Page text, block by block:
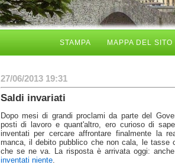
STAMPA MAPPA DEL SITO
27/06/2013 19:31
Saldi invariati
Dopo mesi di grandi proclami da parte del
posti di lavoro e quant'altro, ero curioso di
inventati per cercare affrontare finalmente la
manca, il debito pubblico che non cala, le tasse
che se ne va. La risposta è arrivata oggi:
inventati niente.